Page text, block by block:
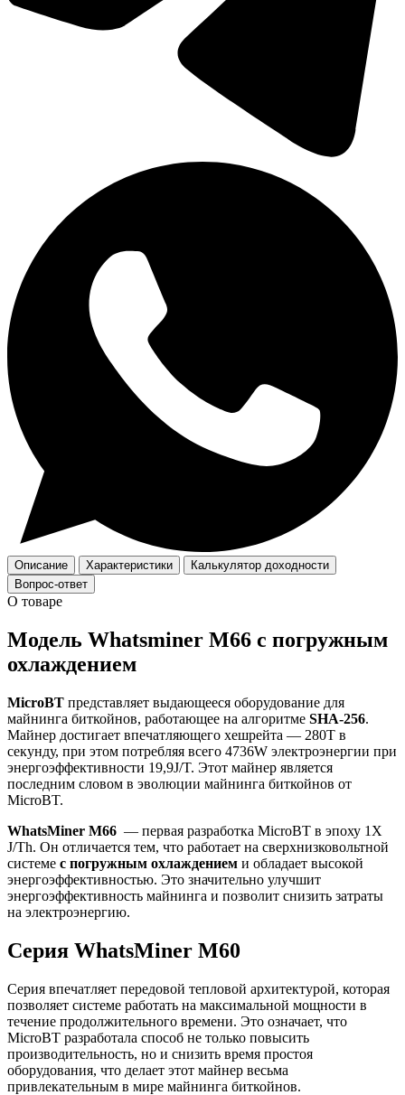
Описание Характеристики
Калькулятор доходности
Вопрос-ответ
О товаре
Модель Whatsminer M66 с погружным
охлаждением
MicroBT представляет выдающееся оборудование для
майнинга биткойнов, работающее на алгоритме SHA-256.
Майнер достигает впечатляющего хешрейта — 280T в
секунду, при этом потребляя всего 4736W электроэнергии при
энергоэффективности 19,9J/T. Этот майнер является
последним словом в эволюции майнинга биткойнов от
MicroBT.
WhatsMiner M66 — первая разработка MicroBT в эпоху 1X
J/Th. Он отличается тем, что работает на сверхнизковольтной
системе с погружным охлаждением и обладает высокой
энергоэффективностью. Это значительно улучшит
энергоэффективность майнинга и позволит снизить затраты
на электроэнергию.
Серия WhatsMiner M60
Серия впечатляет передовой тепловой архитектурой, которая
позволяет системе работать на максимальной мощности в
течение продолжительного времени. Это означает, что
MicroBT разработала способ не только повысить
производительность, но и снизить время простоя
оборудования, что делает этот майнер весьма
привлекательным в мире майнинга биткойнов.